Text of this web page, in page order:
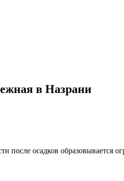
в Назрани
осадков образовывается